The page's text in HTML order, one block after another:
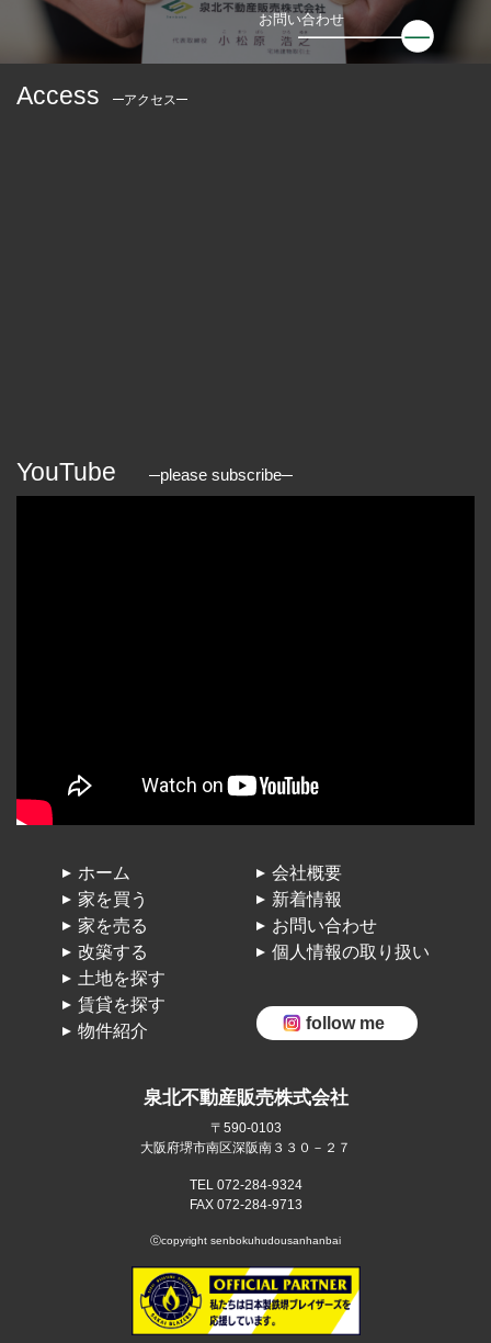
お問い合わせ
Access アクセス
YouTube please subscribe
泉北不動産販売株式会社
〒590-0103
大阪府堺市南区深阪南３３０－２７
TEL 072-284-9324
FAX 072-284-9713
ホーム
家を買う
家を売る
改築する
土地を探す
賃貸を探す
物件紹介
会社概要
新着情報
お問い合わせ
個人情報の取り扱い
follow me
ⓒcopyright senbokuhudousanhanbai